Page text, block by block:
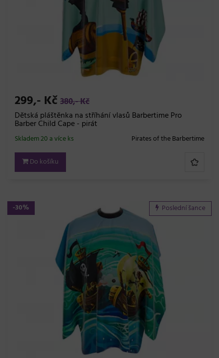
299,- Kč 380,- Kč
Dětská pláštěnka na stříhání vlasů Barbertime Pro
Barber Child Cape - pirát
Pirates of the Barbertime
Skladem 20 a více ks
Do košíku
-30% Poslední šance